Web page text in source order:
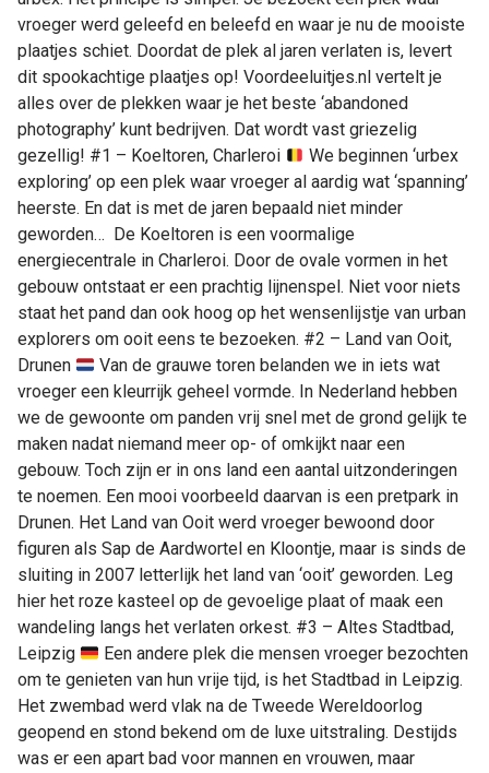
vroeger werd geleefd en beleefd en waar je nu de mooiste
plaatjes schiet. Doordat de plek al jaren verlaten is, levert
dit spookachtige plaatjes op! Voordeeluitjes.nl vertelt je
alles over de plekken waar je het beste ‘abandoned
photography’ kunt bedrijven. Dat wordt vast griezelig
gezellig! #1 – Koeltoren, Charleroi
We beginnen ‘urbex
exploring’ op een plek waar vroeger al aardig wat ‘spanning’
heerste. En dat is met de jaren bepaald niet minder
geworden… De Koeltoren is een voormalige
energiecentrale in Charleroi. Door de ovale vormen in het
gebouw ontstaat er een prachtig lijnenspel. Niet voor niets
staat het pand dan ook hoog op het wensenlijstje van urban
explorers om ooit eens te bezoeken. #2 – Land van Ooit,
Drunen
Van de grauwe toren belanden we in iets wat
vroeger een kleurrijk geheel vormde. In Nederland hebben
we de gewoonte om panden vrij snel met de grond gelijk te
maken nadat niemand meer op- of omkijkt naar een
gebouw. Toch zijn er in ons land een aantal uitzonderingen
te noemen. Een mooi voorbeeld daarvan is een pretpark in
Drunen. Het Land van Ooit werd vroeger bewoond door
figuren als Sap de Aardwortel en Kloontje, maar is sinds de
sluiting in 2007 letterlijk het land van ‘ooit’ geworden. Leg
hier het roze kasteel op de gevoelige plaat of maak een
wandeling langs het verlaten orkest. #3 – Altes Stadtbad,
Leipzig
Een andere plek die mensen vroeger bezochten
om te genieten van hun vrije tijd, is het Stadtbad in Leipzig.
Het zwembad werd vlak na de Tweede Wereldoorlog
geopend en stond bekend om de luxe uitstraling. Destijds
was er een apart bad voor mannen en vrouwen, maar